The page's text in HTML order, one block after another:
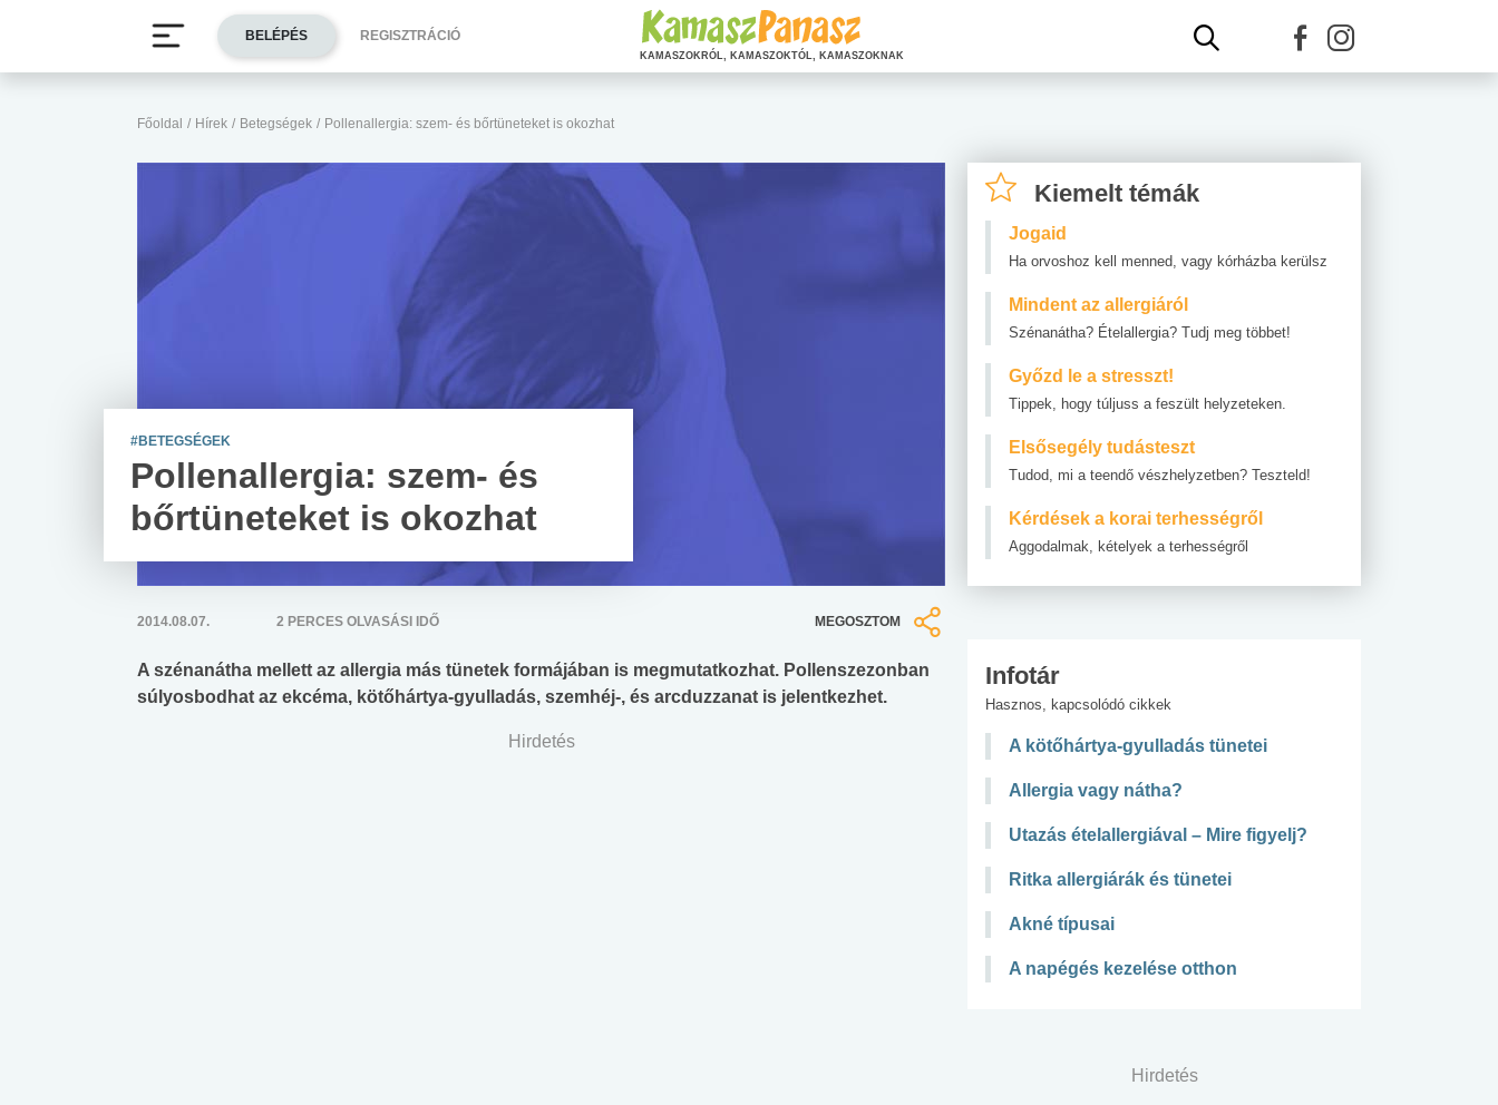
Főoldal / Hírek / Betegségek / Pollenallergia: szem- és bőrtüneteket is okozhat
#BETEGSÉGEK
Pollenallergia: szem- és
bőrtüneteket is okozhat
2014.08.07. 2 PERCES OLVASÁSI IDŐ MEGOSZTOM
A szénanátha mellett az allergia más tünetek formájában is megmutatkozhat. Pollenszezonban
súlyosbodhat az ekcéma, kötőhártya-gyulladás, szemhéj-, és arcduzzanat is jelentkezhet.
Hirdetés
Kiemelt témák
Jogaid
Ha orvoshoz kell menned, vagy kórházba kerülsz
Mindent az allergiáról
Szénanátha? Ételallergia? Tudj meg többet!
Győzd le a stresszt!
Tippek, hogy túljuss a feszült helyzeteken.
Elsősegély tudásteszt
Tudod, mi a teendő vészhelyzetben? Teszteld!
Kérdések a korai terhességről
Aggodalmak, kételyek a terhességről
Infotár
Hasznos, kapcsolódó cikkek
A kötőhártya-gyulladás tünetei
Allergia vagy nátha?
Utazás ételallergiával – Mire figyelj?
Ritka allergiárák és tünetei
Akné típusai
A napégés kezelése otthon
Hirdetés
BELÉPÉS REGISZTRÁCIÓ
KAMASZOKRÓL, KAMASZOKTÓL, KAMASZOKNAK